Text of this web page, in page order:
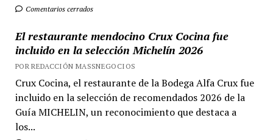
Comentarios cerrados
El restaurante mendocino Crux Cocina fue
incluido en la selección Michelín 2026
POR REDACCIÓN MASSNEGOCIOS
Crux Cocina, el restaurante de la Bodega Alfa Crux fue
incluido en la selección de recomendados 2026 de la
Guía MICHELIN, un reconocimiento que destaca a
los...